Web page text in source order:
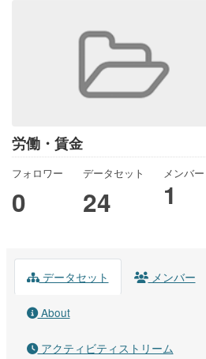
労働・賃金
フォロワー
0
データセット
24
メンバー
1
データセット メンバー
About
アクティビティストリーム